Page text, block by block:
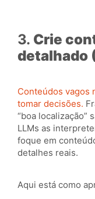
3. Crie
detalhado
Conteúdos vagos
tomar decisões.
“boa localização”
LLMs as
foque em
detalhes reais.
Aqui está como